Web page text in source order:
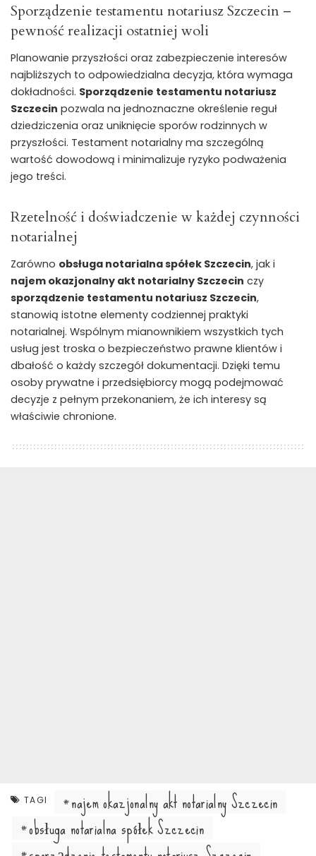
Sporządzenie testamentu notariusz Szczecin –
pewność realizacji ostatniej woli
Planowanie przyszłości oraz zabezpieczenie interesów
najbliższych to odpowiedzialna decyzja, która wymaga
dokładności. Sporządzenie testamentu notariusz
Szczecin pozwala na jednoznaczne określenie reguł
dziedziczenia oraz uniknięcie sporów rodzinnych w
przyszłości. Testament notarialny ma szczególną
wartość dowodową i minimalizuje ryzyko podważenia
jego treści.
Rzetelność i doświadczenie w każdej czynności
notarialnej
Zarówno obsługa notarialna spółek Szczecin, jak i
najem okazjonalny akt notarialny Szczecin czy
sporządzenie testamentu notariusz Szczecin,
stanowią istotne elementy codziennej praktyki
notarialnej. Wspólnym mianownikiem wszystkich tych
usług jest troska o bezpieczeństwo prawne klientów i
dbałość o każdy szczegół dokumentacji. Dzięki temu
osoby prywatne i przedsiębiorcy mogą podejmować
decyzje z pełnym przekonaniem, że ich interesy są
właściwie chronione.
TAGI
najem okazjonalny akt notarialny Szczecin
obsługa notarialna spółek Szczecin